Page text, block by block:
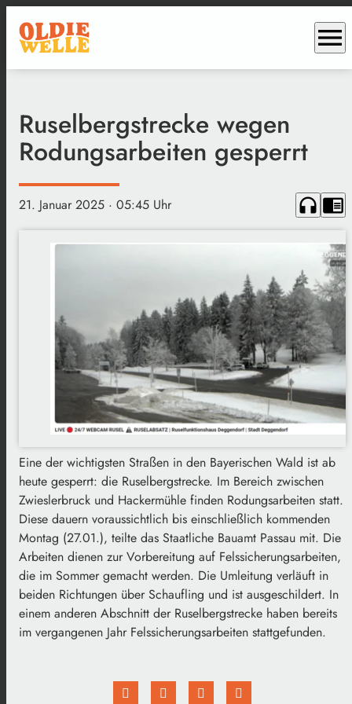
menu
Ruselbergstrecke wegen
Rodungsarbeiten gesperrt
21. Januar 2025 · 05:45 Uhr headphones chrome_reader_mode
Eine der wichtigsten Straßen in den Bayerischen Wald ist ab
heute gesperrt: die Ruselbergstrecke. Im Bereich zwischen
Zwieslerbruck und Hackermühle finden Rodungsarbeiten statt.
Diese dauern voraussichtlich bis einschließlich kommenden
Montag (27.01.), teilte das Staatliche Bauamt Passau mit. Die
Arbeiten dienen zur Vorbereitung auf Felssicherungsarbeiten,
die im Sommer gemacht werden. Die Umleitung verläuft in
beiden Richtungen über Schaufling und ist ausgeschildert. In
einem anderen Abschnitt der Ruselbergstrecke haben bereits
im vergangenen Jahr Felssicherungsarbeiten stattgefunden.